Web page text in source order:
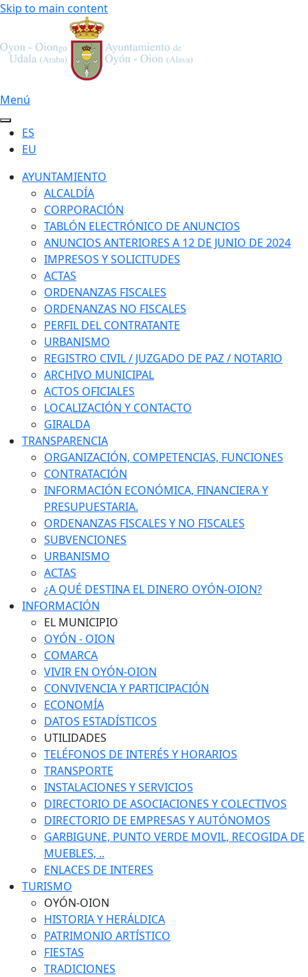
Skip to main content
Menú
ES
EU
AYUNTAMIENTO
ALCALDÍA
CORPORACIÓN
TABLÓN ELECTRÓNICO DE ANUNCIOS
ANUNCIOS ANTERIORES A 12 DE JUNIO DE 2024
IMPRESOS Y SOLICITUDES
ACTAS
ORDENANZAS FISCALES
ORDENANZAS NO FISCALES
PERFIL DEL CONTRATANTE
URBANISMO
REGISTRO CIVIL / JUZGADO DE PAZ / NOTARIO
ARCHIVO MUNICIPAL
ACTOS OFICIALES
LOCALIZACIÓN Y CONTACTO
GIRALDA
TRANSPARENCIA
ORGANIZACIÓN, COMPETENCIAS, FUNCIONES
CONTRATACIÓN
INFORMACIÓN ECONÓMICA, FINANCIERA Y
PRESUPUESTARIA.
ORDENANZAS FISCALES Y NO FISCALES
SUBVENCIONES
URBANISMO
ACTAS
¿A QUÉ DESTINA EL DINERO OYÓN-OION?
INFORMACIÓN
EL MUNICIPIO
OYÓN - OION
COMARCA
VIVIR EN OYÓN-OION
CONVIVENCIA Y PARTICIPACIÓN
ECONOMÍA
DATOS ESTADÍSTICOS
UTILIDADES
TELÉFONOS DE INTERÉS Y HORARIOS
TRANSPORTE
INSTALACIONES Y SERVICIOS
DIRECTORIO DE ASOCIACIONES Y COLECTIVOS
DIRECTORIO DE EMPRESAS Y AUTÓNOMOS
GARBIGUNE, PUNTO VERDE MOVIL, RECOGIDA DE
MUEBLES, ..
ENLACES DE INTERES
TURISMO
OYÓN-OION
HISTORIA Y HERÁLDICA
PATRIMONIO ARTÍSTICO
FIESTAS
TRADICIONES